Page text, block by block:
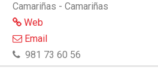
Camariñas - Camariñas
Web
Email
981 73 60 56